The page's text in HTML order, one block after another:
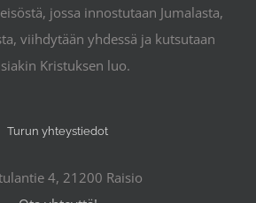
jossa innostutaan Jumalasta,
viihdytään yhdessä ja kutsutaan
Kristuksen luo.
Turun yhteystiedot
4, 21200 Raisio